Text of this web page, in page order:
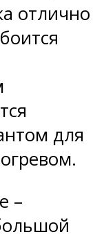
отлично
для
–